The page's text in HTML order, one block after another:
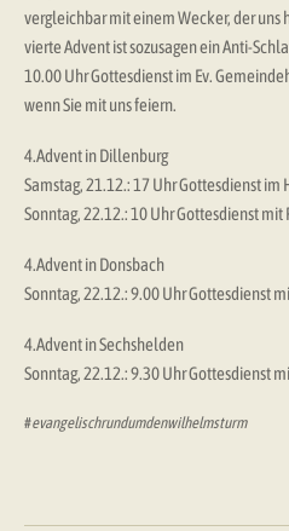
vergleichbar mit einem Wecker, der uns
vierte Advent ist sozusagen ein Anti-
10.00 Uhr Gottesdienst im Ev.
wenn Sie mit uns feiern.
4.Advent in Dillenburg
Samstag, 21.12.: 17 Uhr Gottesdienst im
Sonntag, 22.12.: 10 Uhr Gottesdienst
4.Advent in Donsbach
Sonntag, 22.12.: 9.00 Uhr Gottesdienst
4.Advent in Sechshelden
Sonntag, 22.12.: 9.30 Uhr Gottesdienst
#evangelischrundumdenwilhelmsturm